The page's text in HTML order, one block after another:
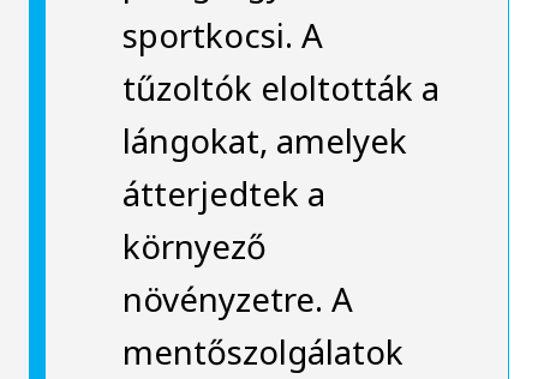
sportkocsi. A
tűzoltók eloltották a
lángokat, amelyek
átterjedtek a
környező
növényzetre. A
mentőszolgálatok